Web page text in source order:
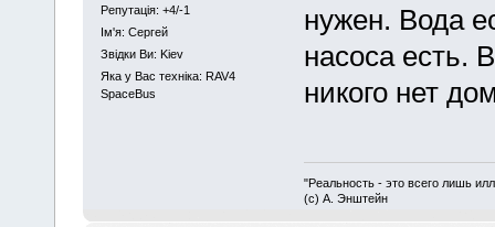
Репутація: +4/-1
Iм'я: Сергей
Звідки Ви: Kiev
Яка у Вас техніка: RAV4
SpaceBus
нужен. Вода
насоса есть.
никого нет
"Реальность - это всего лишь
(с) А. Энштейн